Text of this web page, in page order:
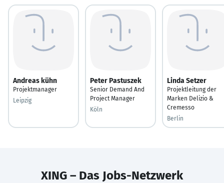
Andreas kühn
Projektmanager
Leipzig
Peter Pastuszek
Senior Demand And
Project Manager
Köln
Linda Setzer
Projektleitung der
Marken Delizio &
Cremesso
Berlin
XING – Das Jobs-Netzwerk